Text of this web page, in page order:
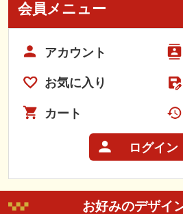
会員メニュー
アカウント
お気に入り
カート
ログイン
お好みのデザイ